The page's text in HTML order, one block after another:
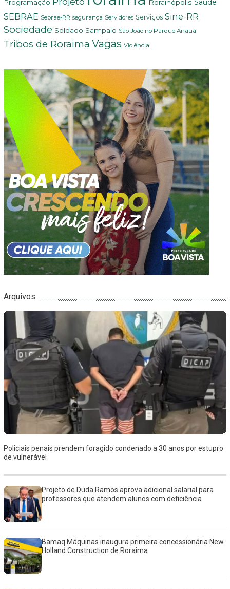
Programação Rorainópolis Saúde
SEBRAE Sebrae-RR segurança Servidores Serviços Sine-RR
Sociedade Soldado Sampaio São João no Parque Anauá
Tribos de Roraima Vagas Violência
Arquivos
Policiais penais prendem foragido condenado a 30 anos por estupro
de vulnerável
Projeto de Duda Ramos aprova adicional salarial para
professores que atendem alunos com deficiência
Bamaq Máquinas inaugura primeira concessionária New
Holland Construction de Roraima